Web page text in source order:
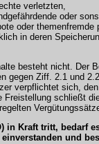
verletzten,
oder
oder
in deren
besteht nicht.
Ziff. 2.1 und
verpflichtet sich,
schließt
in Kraft tritt,
und